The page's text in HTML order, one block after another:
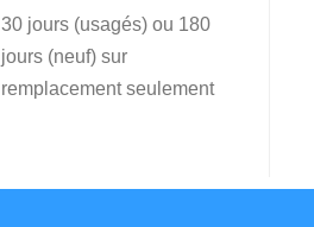
30 jours (usagés) ou 180
jours (neuf) sur
remplacement seulement